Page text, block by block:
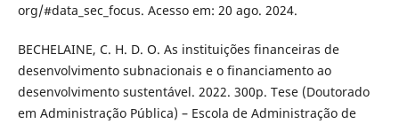
org/#data_sec_focus. Acesso em: 20 ago. 2024.
BECHELAINE, C. H. D. O. As instituições financeiras de
desenvolvimento subnacionais e o financiamento ao
desenvolvimento sustentável. 2022. 300p. Tese (Doutorado
em Administração Pública) – Escola de Administração de